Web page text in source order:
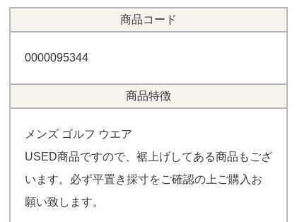
商品コード
0000095344
商品特徴
メンズ ゴルフ ウエア
USED商品ですので、裾上げしてある商品もござ
います。必ず平置き採寸をご確認の上ご購入お
願い致します。